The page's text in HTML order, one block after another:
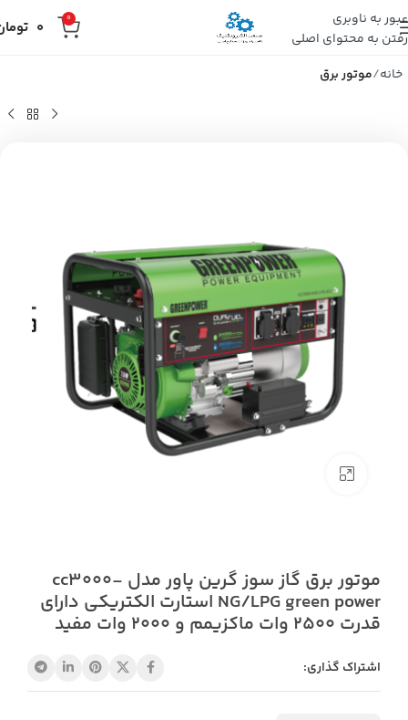
عبور به ناوبری
رفتن به محتوای اصلی
0
0
خانه موتور برق
موتور برق گاز سوز گرین پاور مدل cc3000-
NG/LPG green power استارت الکتریکی دارای
قدرت 2500 وات ماکزیمم و 2000 وات مفید
اشتراک گذاری: